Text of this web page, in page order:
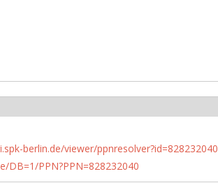
berlin.de/viewer/ppnresolver?id=828232040
DB=1/PPN?PPN=828232040